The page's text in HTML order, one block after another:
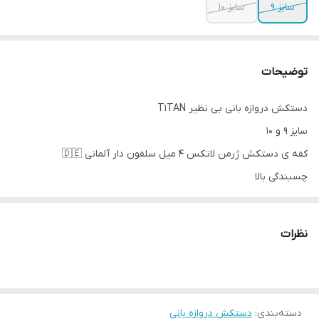
سایز ۹
سایز ۱۰
توضیحات
دستکش دروازه بانی بی نظیر T1TAN
سایز ۹ و ۱۰
کفه ی دستکش ژرمن لاتکس ۴ میل سلفون دار آلمانی 🇩🇪
چسبندگی بالا
ساقدار
نظرات
دسته‌بندی: دستکش دروازه بانی